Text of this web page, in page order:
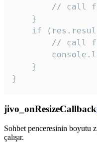
// call
    }
if
// call
    }
}
jivo_onResizeCallback
Sohbet penceresinin boyutu
çalışır.